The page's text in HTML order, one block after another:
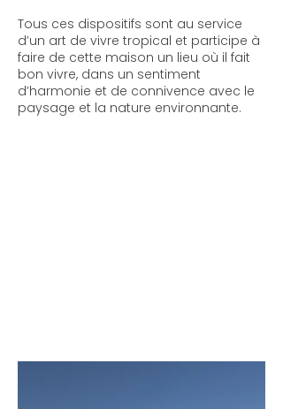
Tous ces dispositifs sont au service
d’un art de vivre tropical et participe à
faire de cette maison un lieu où il fait
bon vivre, dans un sentiment
d’harmonie et de connivence avec le
paysage et la nature environnante.